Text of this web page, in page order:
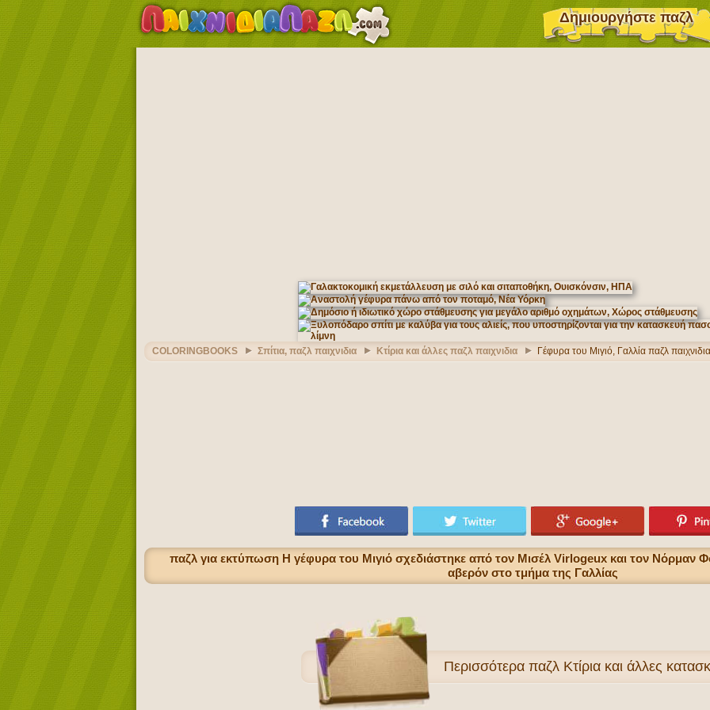
Δημιουργήστε παζλ
COLORINGBOOKS Σπίτια, παζλ παιχνιδια Κτίρια και άλλες παζλ παιχνιδια Γέφυρα του Μιγιό, Γαλλία παζλ παιχνιδια
παζλ για εκτύπωση Η γέφυρα του Μιγιό σχεδιάστηκε από τον Μισέλ Virlogeux και τον Νόρμαν
αβερόν στο τμήμα της Γαλλίας
Περισσότερα παζλ Κτίρια και άλλες